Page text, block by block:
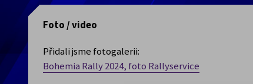
Foto / video
Přidali jsme fotogalerii:
Bohemia Rally 2024, foto Rallyservice